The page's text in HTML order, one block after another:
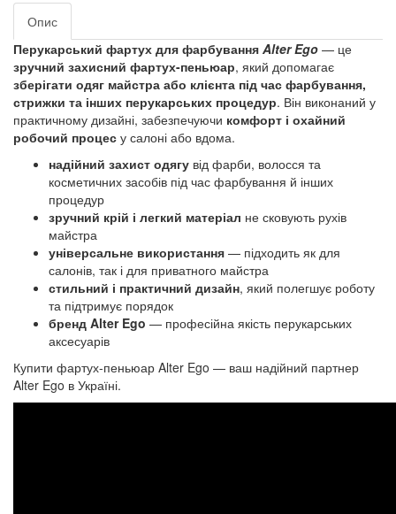
Опис
Перукарський фартух для фарбування Alter Ego — це
зручний захисний фартух-пеньюар, який допомагає
зберігати одяг майстра або клієнта під час фарбування,
стрижки та інших перукарських процедур. Він виконаний у
практичному дизайні, забезпечуючи комфорт і охайний
робочий процес у салоні або вдома.
надійний захист одягу від фарби, волосся та
косметичних засобів під час фарбування й інших
процедур
зручний крій і легкий матеріал не сковують рухів
майстра
універсальне використання — підходить як для
салонів, так і для приватного майстра
стильний і практичний дизайн, який полегшує роботу
та підтримує порядок
бренд Alter Ego — професійна якість перукарських
аксесуарів
Купити фартух-пеньюар Alter Ego — ваш надійний партнер
Alter Ego в Україні.